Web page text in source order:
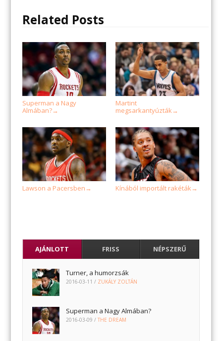
Related Posts
Superman a Nagy
Almában?→
Martint
megsarkantyúzták→
Lawson a Pacersben → Kínából importált rakéták →
AJÁNLOTT FRISS NÉPSZERŰ
Turner, a humorzsák
2016-03-11 / ZUKÁLY ZOLTÁN
Superman a Nagy Almában?
2016-03-09 /THE DREAM